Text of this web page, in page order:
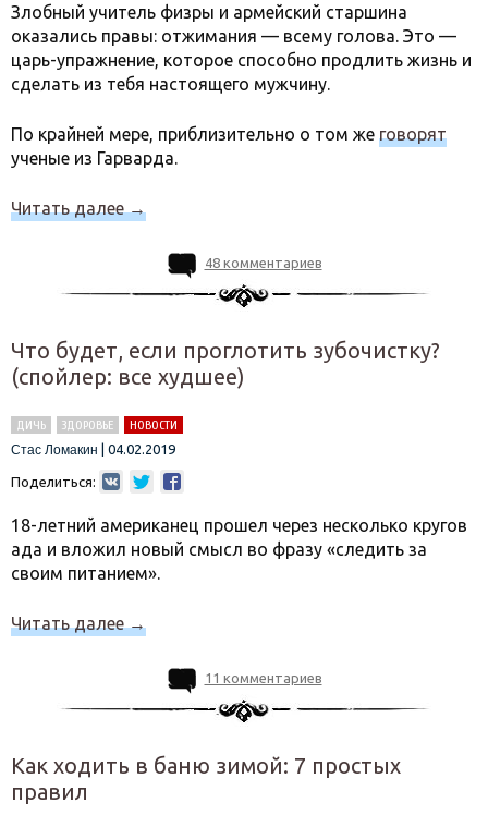
Злобный учитель физры и армейский старшина
оказались правы: отжимания — всему голова. Это —
царь-упражнение, которое способно продлить жизнь и
сделать из тебя настоящего мужчину.
По крайней мере, приблизительно о том же говорят
ученые из Гарварда.
Читать далее→
48 комментариев
Что будет, если проглотить зубочистку?
(спойлер: все худшее)
ДИЧЬ ЗДОРОВЬЕ
НОВОСТИ
Стас Ломакин
04.02.2019
Поделиться:
18-летний американец прошел через несколько кругов
ада и вложил новый смысл во фразу «следить за
своим питанием».
Читать далее→
11 комментариев
Как ходить в баню зимой: 7 простых
правил